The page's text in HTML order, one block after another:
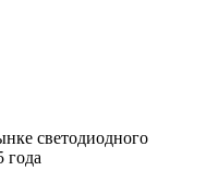
светодиодного
года